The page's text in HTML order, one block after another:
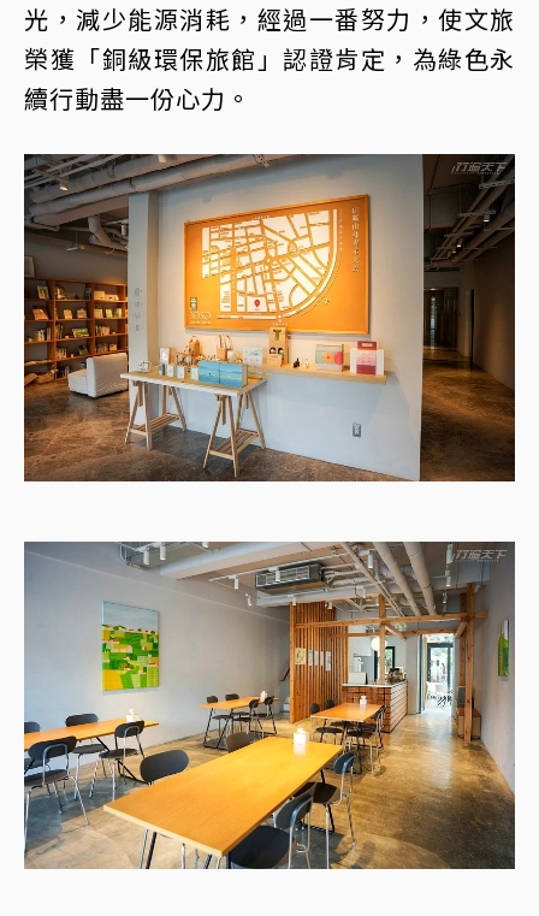
光，減少能源消耗，經過一番努力，使文旅
榮獲「銅級環保旅館」認證肯定，為綠色永
續行動盡一份心力。